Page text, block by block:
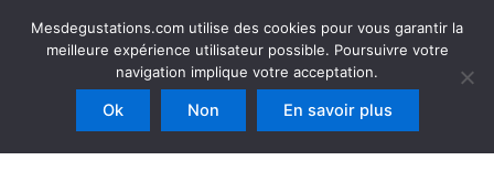
Mesdegustations
Dégustations, accords & autour du vin
Rechercher
Mesdegustations.com utilise des cookies pour vous garantir la
meilleure expérience utilisateur possible. Poursuivre votre
navigation implique votre acceptation.
Ok Non En savoir plus